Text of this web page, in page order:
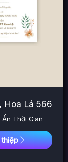
Hoa Lá 566
Ấn Thời Gian